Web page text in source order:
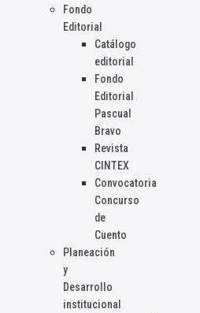
Fondo
Editorial
Catálogo
editorial
Fondo
Editorial
Pascual
Bravo
Revista
CINTEX
Convocatoria
Concurso
de
Cuento
Planeación
y
Desarrollo
institucional